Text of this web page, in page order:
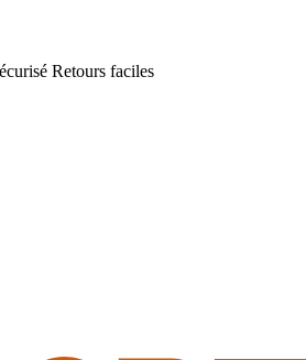
Retours faciles